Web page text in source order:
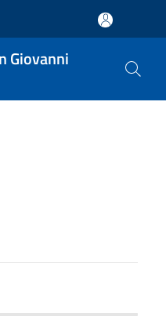
Giovanni